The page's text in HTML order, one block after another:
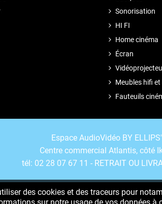
Sonorisation
HI FI
Home cinéma
Écran
Meubles hifi et
Fauteuils
Espace AudioVidéo BY
Centre commercial Atlantis, côté
tél: 02 28 07 67 11 - RETRAIT OU
des cookies et des traceurs pour